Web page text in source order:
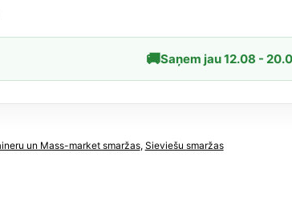
🚚Saņem jau 12.08 -
un Mass-market smaržas, Sieviešu smaržas